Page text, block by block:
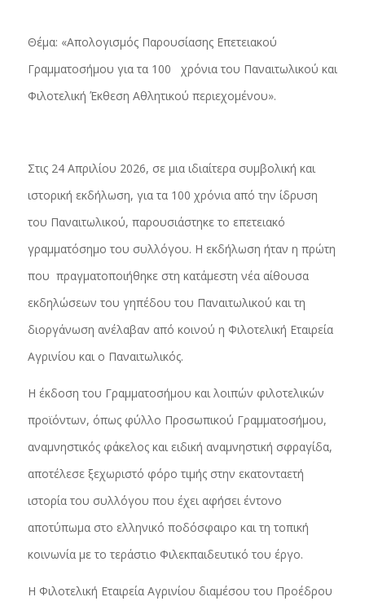
Θέμα: «Απολογισμός Παρουσίασης Επετειακού
Γραμματοσήμου για τα 100 χρόνια του Παναιτωλικού και
Φιλοτελική Έκθεση Αθλητικού περιεχομένου».
Στις 24 Απριλίου 2026, σε μια ιδιαίτερα συμβολική και
ιστορική εκδήλωση, για τα 100 χρόνια από την ίδρυση
του Παναιτωλικού, παρουσιάστηκε το επετειακό
γραμματόσημο του συλλόγου. Η εκδήλωση ήταν η πρώτη
που πραγματοποιήθηκε στη κατάμεστη νέα αίθουσα
εκδηλώσεων του γηπέδου του Παναιτωλικού και τη
διοργάνωση ανέλαβαν από κοινού η Φιλοτελική Εταιρεία
Αγρινίου και ο Παναιτωλικός.
Η έκδοση του Γραμματοσήμου και λοιπών φιλοτελικών
προϊόντων, όπως φύλλο Προσωπικού Γραμματοσήμου,
αναμνηστικός φάκελος και ειδική αναμνηστική σφραγίδα,
αποτέλεσε ξεχωριστό φόρο τιμής στην εκατονταετή
ιστορία του συλλόγου που έχει αφήσει έντονο
αποτύπωμα στο ελληνικό ποδόσφαιρο και τη τοπική
κοινωνία με το τεράστιο Φιλεκπαιδευτικό του έργο.
Η Φιλοτελική Εταιρεία Αγρινίου διαμέσου του Προέδρου